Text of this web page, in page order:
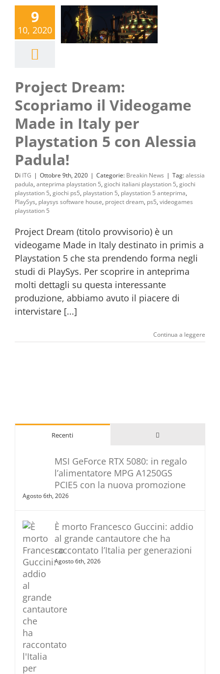
9
10, 2020
Project Dream:
Scopriamo il Videogame
Made in Italy per
Playstation 5 con Alessia
Padula!
Di ITG | Ottobre 9th, 2020 | Categorie: Breakin News | Tag:alessia
padula, anteprima playstation 5, giochi italiani playstation 5, giochi
playstation 5, giochi ps5, playstation 5, playstation 5 anteprima,
PlaySys, playsys software house, project dream, ps5, videogames
playstation 5
Project Dream (titolo provvisorio) è un
videogame Made in Italy destinato in primis a
Playstation 5 che sta prendendo forma negli
studi di PlaySys. Per scoprire in anteprima
molti dettagli su questa interessante
produzione, abbiamo avuto il piacere di
intervistare [...]
Continua a leggere
Recenti Commenti
MSI GeForce RTX 5080: in regalo
l’alimentatore MPG A1250GS
PCIE5 con la nuova promozione
Agosto 6th, 2026
È morto Francesco Guccini: addio
al grande cantautore che ha
raccontato l’Italia per generazioni
Agosto 6th, 2026